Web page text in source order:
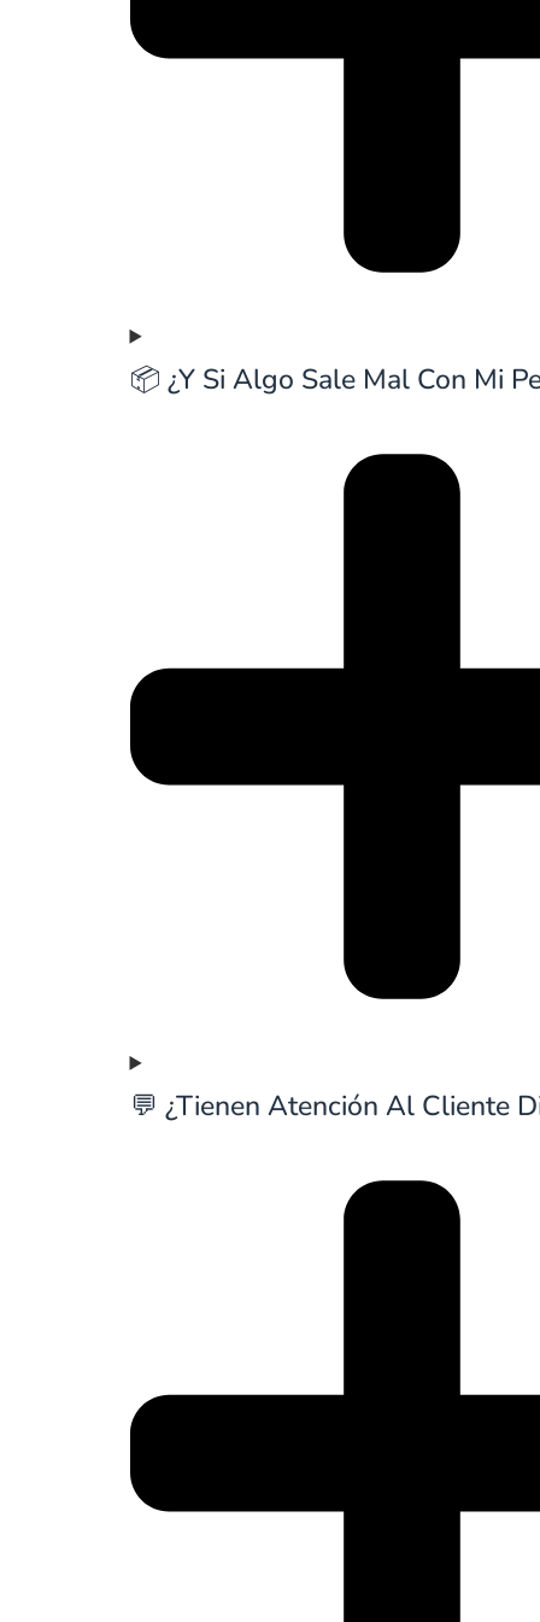
📦 ¿Y Si Algo Sale Mal Con Mi
💬 ¿Tienen Atención Al Cliente